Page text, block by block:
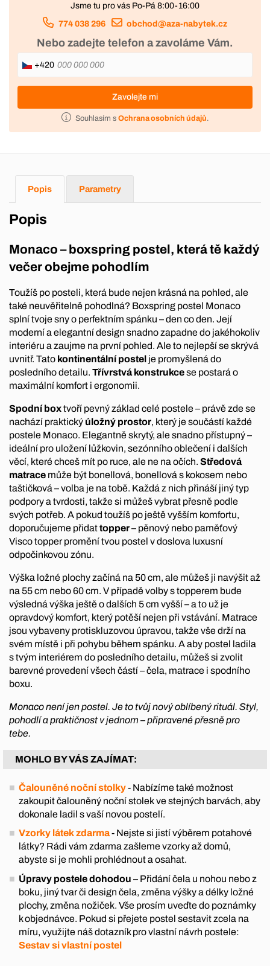
Jsme tu pro vás Po-Pá 8:00-16:00
774 038 296 obchod@aza-nabytek.cz
Nebo zadejte telefon a zavoláme Vám.
+420
Zavolejte mi
Souhlasím s Ochrana osobních údajů.
Popis Parametry
Popis
Monaco – boxspring postel, která tě každý
večer obejme pohodlím
Toužíš po posteli, která bude nejen krásná na pohled, ale
také neuvěřitelně pohodlná? Boxspring postel Monaco
splní tvoje sny o perfektním spánku – den co den. Její
moderní a elegantní design snadno zapadne do jakéhokoliv
interiéru a zaujme na první pohled. Ale to nejlepší se skrývá
uvnitř. Tato kontinentální postel je promyšlená do
posledního detailu. Třívrstvá konstrukcese postará o
maximální komfort i ergonomii.
Spodní boxtvoří pevný základ celé postele – právě zde se
nachází praktický úložný prostor, který je součástí každé
postele Monaco. Elegantně skrytý, ale snadno přístupný –
ideální pro uložení lůžkovin, sezónního oblečení i dalších
věcí, které chceš mít po ruce, ale ne na očích. Středová
matrace může být bonellová, bonellová s kokosem nebo
taštičková – volba je na tobě. Každá z nich přináší jiný typ
podpory a tvrdosti, takže si můžeš vybrat přesně podle
svých potřeb. A pokud toužíš po ještě vyšším komfortu,
doporučujeme přidattopper– pěnový nebo paměťový
Visco topper promění tvou postel v doslova luxusní
odpočinkovou zónu.
Výška ložné plochy začíná na 50 cm, ale můžeš ji navýšit až
na 55 cm nebo 60 cm. V případě volby s topperem bude
výsledná výška ještě o dalších 5 cm vyšší – a to už je
opravdový komfort, který potěší nejen při vstávání. Matrace
jsou vybaveny protiskluzovou úpravou, takže vše drží na
svém místě i při pohybu během spánku. A aby postel ladila
s tvým interiérem do posledního detailu, můžeš si zvolit
barevné provedení všech částí – čela, matrace i spodního
boxu.
Monaco není jen postel. Je to tvůj nový oblíbený rituál. Styl,
pohodlí a praktičnost v jednom – připravené přesně pro
tebe.
MOHLO BY VÁS ZAJÍMAT:
Čalouněné noční stolky- Nabízíme také možnost
zakoupit čalouněný noční stolek ve stejných barvách, aby
dokonale ladil s vaší novou postelí.
Vzorky látek zdarma- Nejste si jistí výběrem potahové
látky? Rádi vám zdarma zašleme vzorky až domů,
abyste si je mohli prohlédnout a osahat.
Úpravy postele dohodou – Přidání čela u nohou nebo z
boku, jiný tvar či design čela, změna výšky a délky ložné
plochy, změna nožiček. Vše prosím uveďte do poznámky
k objednávce. Pokud si přejete postel sestavit zcela na
míru, využijte náš dotazník pro vlastní návrh postele:
Sestav si vlastní postel